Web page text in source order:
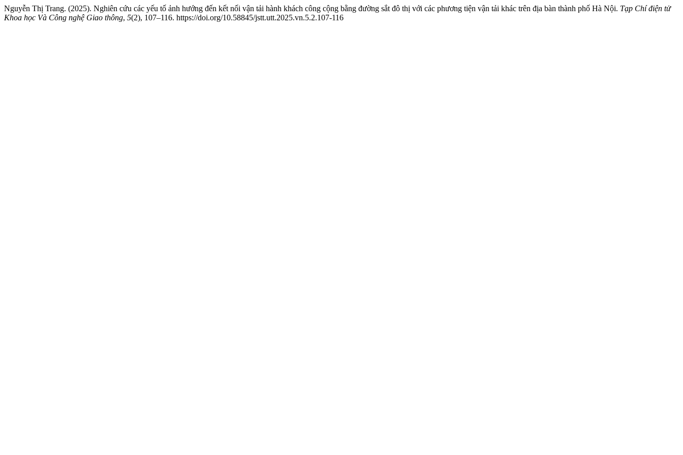
Nguyễn Thị Trang. (2025). Nghiên cứu các yếu tố ảnh hướng đến kết nối vận tải hành khách công cộng bằng đường sắt đô thị với các phương tiện vận tải khác trên địa bàn thành phố Hà Nội. Tạp Chí điện tử
Khoa học Và Công nghệ Giao thông, 5(2), 107–116. https://doi.org/10.58845/jstt.utt.2025.vn.5.2.107-116